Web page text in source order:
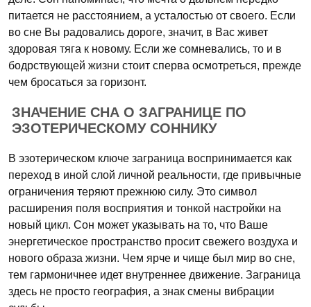
питается не расстоянием, а усталостью от своего. Если
во сне Вы радовались дороге, значит, в Вас живет
здоровая тяга к новому. Если же сомневались, то и в
бодрствующей жизни стоит сперва осмотреться, прежде
чем бросаться за горизонт.
ЗНАЧЕНИЕ СНА О ЗАГРАНИЦЕ ПО
ЭЗОТЕРИЧЕСКОМУ СОННИКУ
В эзотерическом ключе заграница воспринимается как
переход в иной слой личной реальности, где привычные
ограничения теряют прежнюю силу. Это символ
расширения поля восприятия и тонкой настройки на
новый цикл. Сон может указывать на то, что Ваше
энергетическое пространство просит свежего воздуха и
нового образа жизни. Чем ярче и чище был мир во сне,
тем гармоничнее идет внутреннее движение. Заграница
здесь не просто география, а знак смены вибрации